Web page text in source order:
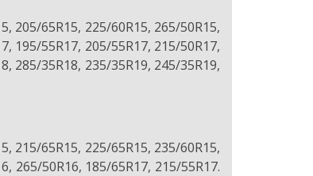
205/65R15, 225/60R15, 265/50R15,
195/55R17, 205/55R17, 215/50R17,
285/35R18, 235/35R19, 245/35R19,
215/65R15, 225/65R15, 235/60R15,
265/50R16, 185/65R17, 215/55R17.